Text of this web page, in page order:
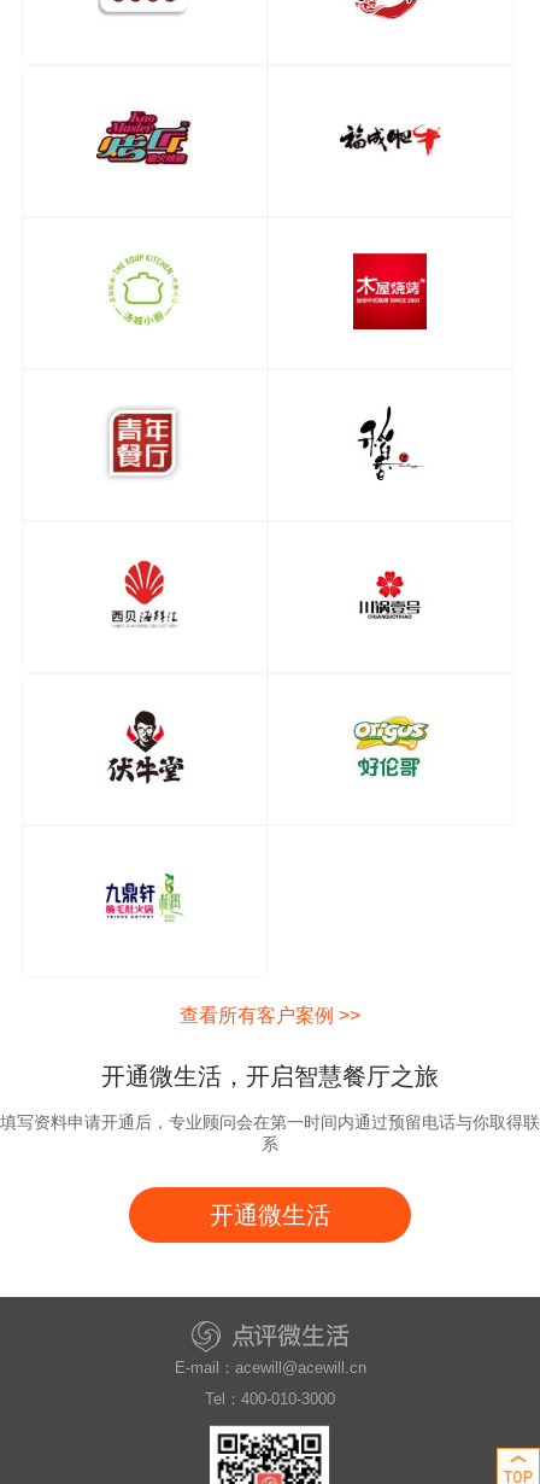
查看所有客户案例 >>
开通微生活，开启智慧餐厅之旅
填写资料申请开通后，专业顾问会在第一时间内通过预留电话与你取得联
系
开通微生活
E-mail：acewill@acewill.cn
Tel：400-010-3000